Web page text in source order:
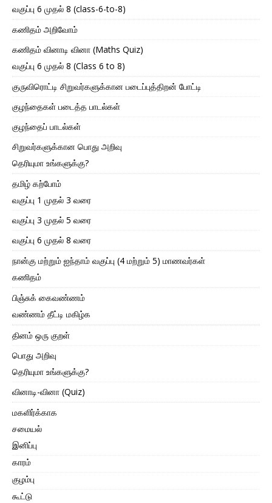
வகுப்பு 6 முதல் 8 (class-6-to-8)
கணிதம் அறிவோம்
கணிதம் வினாடி வினா (Maths Quiz)
வகுப்பு 6 முதல் 8 (Class 6 to 8)
குருவிரொட்டி சிறுவர்களுக்கான படைப்புத்திறன் போட்டி
குழந்தைகள் படைத்த பாடல்கள்
குழந்தைப் பாடல்கள்
சிறுவர்களுக்கான பொது அறிவு
தெரியுமா உங்களுக்கு?
தமிழ் கற்போம்
வகுப்பு 1 முதல் 3 வரை
வகுப்பு 3 முதல் 5 வரை
வகுப்பு 6 முதல் 8 வரை
நான்கு மற்றும் ஐந்தாம் வகுப்பு (4 மற்றும் 5) மாணவர்கள்
கணிதம்
பிஞ்சுக் கைவண்ணம்
வண்ணம் தீட்டி மகிழ்க
தினம் ஒரு குறள்
பொது அறிவு
தெரியுமா உங்களுக்கு?
வினாடி-வினா (Quiz)
மகளிர்க்காக
சமையல்
இனிப்பு
காரம்
குழம்பு
கூட்டு